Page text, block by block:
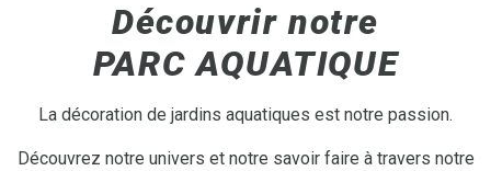
Découvrir notre
PARC AQUATIQUE
La décoration de jardins aquatiques est notre passion.
Découvrez notre univers et notre savoir faire à travers notre